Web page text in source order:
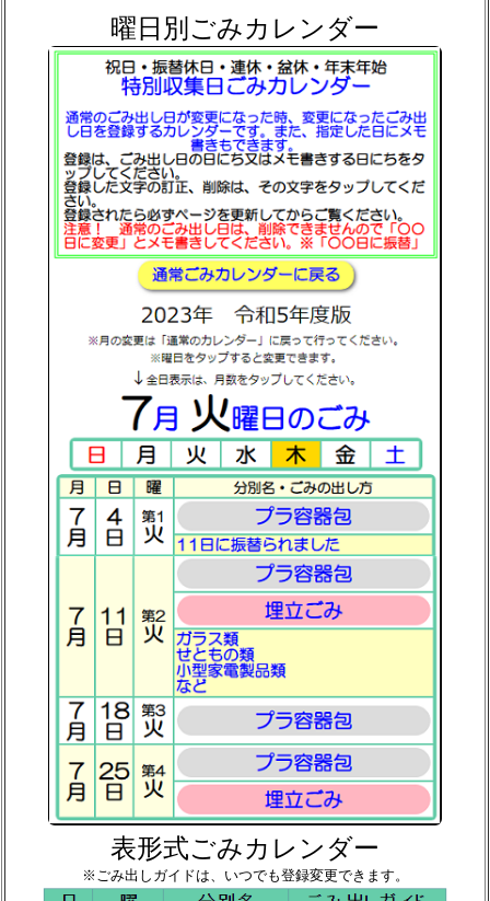
曜日別ごみカレンダー
表形式ごみカレンダー
※ごみ出しガイドは、いつでも登録変更できます。